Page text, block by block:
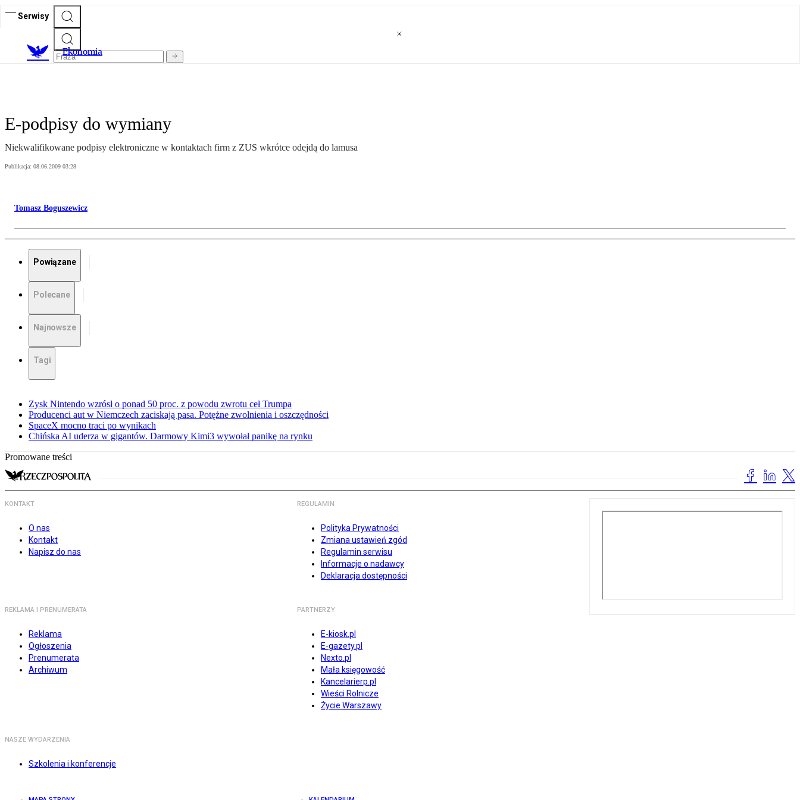
Serwisy
Ekonomia
E-podpisy do wymiany
Niekwalifikowane podpisy elektroniczne w kontaktach firm z ZUS wkrótce odejdą do lamusa
Publikacja: 08.06.2009 03:28
Tomasz Boguszewicz
Powiązane
Polecane
Najnowsze
Tagi
Zysk Nintendo wzrósł o ponad 50 proc. z powodu zwrotu ceł Trumpa
Producenci aut w Niemczech zaciskają pasa. Potężne zwolnienia i oszczędności
SpaceX mocno traci po wynikach
Chińska AI uderza w gigantów. Darmowy Kimi3 wywołał panikę na rynku
Promowane treści
KONTAKT
O nas
Kontakt
Napisz do nas
REGULAMIN
Polityka Prywatności
Zmiana ustawień zgód
Regulamin serwisu
Informacje o nadawcy
Deklaracja dostępności
REKLAMA I PRENUMERATA
Reklama
Ogłoszenia
Prenumerata
Archiwum
PARTNERZY
E-kiosk.pl
E-gazety.pl
Nexto.pl
Mała księgowość
Kancelarierp.pl
Wieści Rolnicze
Życie Warszawy
NASZE WYDARZENIA
Szkolenia i konferencje